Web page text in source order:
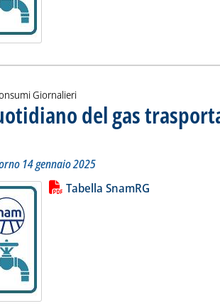
Giornalieri
del gas
Preconsuntivo del giorno 14 gennaio 2025
mercoledì 15 gennaio 2025 alle 12.21.
14 gennaio 2025
Leggi tutta la notizia: 'Bilancio
alla notiziaTabella SnamRG